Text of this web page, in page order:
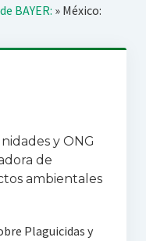
BAYER: » México:
y ONG
de
ambientales
Plaguicidas y